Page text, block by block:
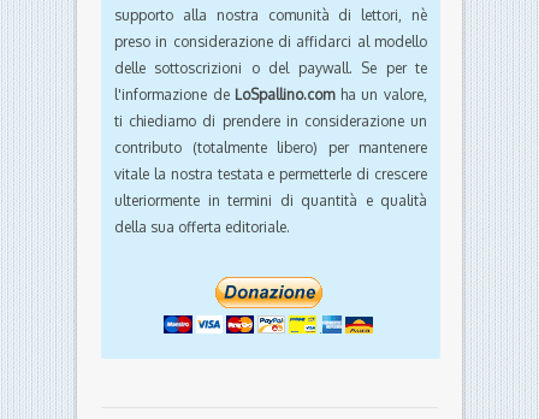
supporto alla nostra comunità di lettori, nè
preso in considerazione di affidarci al modello
delle sottoscrizioni o del paywall. Se per te
l'informazione de LoSpallino.comha un valore,
ti chiediamo di prendere in considerazione un
contributo (totalmente libero) per mantenere
vitale la nostra testata e permetterle di crescere
ulteriormente in termini di quantità e qualità
della sua offerta editoriale.